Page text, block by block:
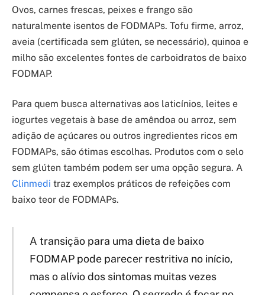
Ovos, carnes frescas, peixes e frango são
naturalmente isentos de FODMAPs. Tofu firme, arroz,
aveia (certificada sem glúten, se necessário), quinoa e
milho são excelentes fontes de carboidratos de baixo
FODMAP.
Para quem busca alternativas aos laticínios, leites e
iogurtes vegetais à base de amêndoa ou arroz, sem
adição de açúcares ou outros ingredientes ricos em
FODMAPs, são ótimas escolhas. Produtos com o selo
sem glúten também podem ser uma opção segura. A
Clinmedi traz exemplos práticos de refeições com
baixo teor de FODMAPs.
A transição para uma dieta de baixo
FODMAP pode parecer restritiva no início,
mas o alívio dos sintomas muitas vezes